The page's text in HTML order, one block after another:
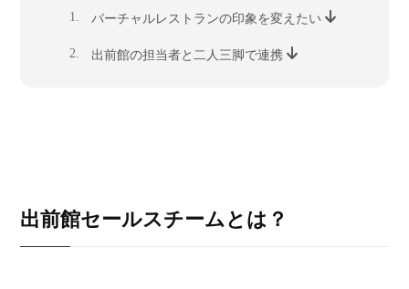
バーチャルレストランの印象を変えたい
出前館の担当者と二人三脚で連携
出前館セールスチームとは？